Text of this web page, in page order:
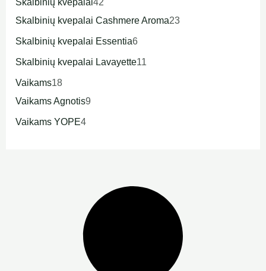
Skalbinių kvepalai42
Skalbinių kvepalai Cashmere Aroma23
Skalbinių kvepalai Essentia6
Skalbinių kvepalai Lavayette11
Vaikams18
Vaikams Agnotis9
Vaikams YOPE4